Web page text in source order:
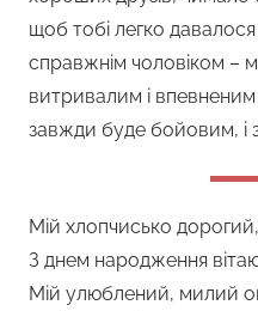
щоб тобі легко
справжнім чоловіком –
витривалим і
завжди буде бойовим, і
Мій хлопчисько дорогий,
З днем народження
Мій улюблений, милий